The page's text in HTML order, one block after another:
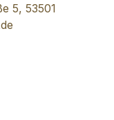
5, 53501